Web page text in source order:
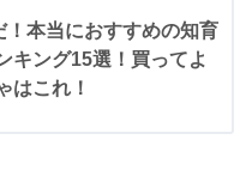
！本当におすすめの知育
キング15選！買ってよ
はこれ！